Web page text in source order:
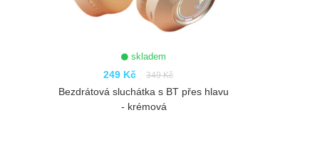
skladem
249 Kč 349 Kč
Bezdrátová sluchátka s BT přes hlavu
- krémová